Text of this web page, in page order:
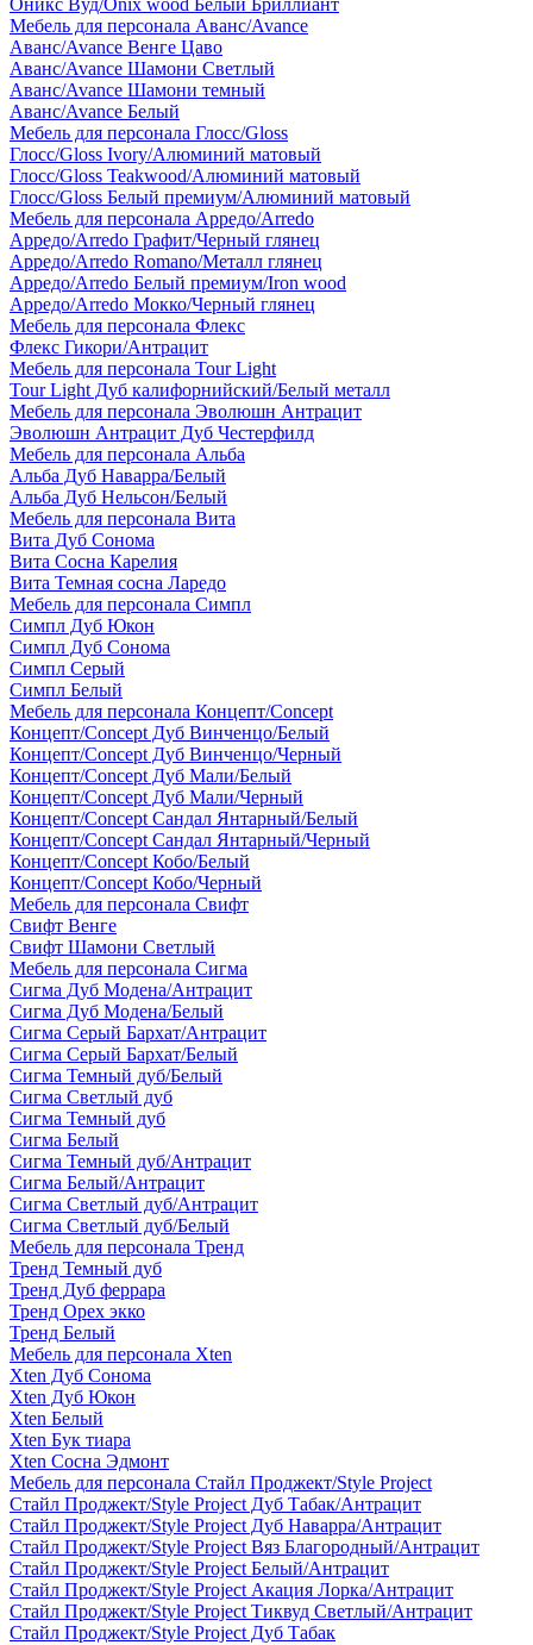
Оникс Вуд/Onix wood Белый Бриллиант
Мебель для персонала Аванс/Avance
Аванс/Avance Венге Цаво
Аванс/Avance Шамони Светлый
Аванс/Avance Шамони темный
Аванс/Avance Белый
Мебель для персонала Глосс/Gloss
Глосс/Gloss Ivory/Алюминий матовый
Глосс/Gloss Teakwood/Алюминий матовый
Глосс/Gloss Белый премиум/Алюминий матовый
Мебель для персонала Арредо/Arredo
Арредо/Arredo Графит/Черный глянец
Арредо/Arredo Romano/Металл глянец
Арредо/Arredo Белый премиум/Iron wood
Арредо/Arredo Мокко/Черный глянец
Мебель для персонала Флекс
Флекс Гикори/Антрацит
Мебель для персонала Tour Light
Tour Light Дуб калифорнийский/Белый металл
Мебель для персонала Эволюшн Антрацит
Эволюшн Антрацит Дуб Честерфилд
Мебель для персонала Альба
Альба Дуб Наварра/Белый
Альба Дуб Нельсон/Белый
Мебель для персонала Вита
Вита Дуб Сонома
Вита Сосна Карелия
Вита Темная сосна Ларедо
Мебель для персонала Симпл
Симпл Дуб Юкон
Симпл Дуб Сонома
Симпл Серый
Симпл Белый
Мебель для персонала Концепт/Concept
Концепт/Concept Дуб Винченцо/Белый
Концепт/Concept Дуб Винченцо/Черный
Концепт/Concept Дуб Мали/Белый
Концепт/Concept Дуб Мали/Черный
Концепт/Concept Сандал Янтарный/Белый
Концепт/Concept Сандал Янтарный/Черный
Концепт/Concept Кобо/Белый
Концепт/Concept Кобо/Черный
Мебель для персонала Свифт
Свифт Венге
Свифт Шамони Светлый
Мебель для персонала Сигма
Сигма Дуб Модена/Антрацит
Сигма Дуб Модена/Белый
Сигма Серый Бархат/Антрацит
Сигма Серый Бархат/Белый
Сигма Темный дуб/Белый
Сигма Светлый дуб
Сигма Темный дуб
Сигма Белый
Сигма Темный дуб/Антрацит
Сигма Белый/Антрацит
Сигма Светлый дуб/Антрацит
Сигма Светлый дуб/Белый
Мебель для персонала Тренд
Тренд Темный дуб
Тренд Дуб феррара
Тренд Орех экко
Тренд Белый
Мебель для персонала Xten
Xten Дуб Сонома
Xten Дуб Юкон
Xten Белый
Xten Бук тиара
Xten Сосна Эдмонт
Мебель для персонала Стайл Проджект/Style Project
Стайл Проджект/Style Project Дуб Табак/Антрацит
Стайл Проджект/Style Project Дуб Наварра/Антрацит
Стайл Проджект/Style Project Вяз Благородный/Антрацит
Стайл Проджект/Style Project Белый/Антрацит
Стайл Проджект/Style Project Акация Лорка/Антрацит
Стайл Проджект/Style Project Тиквуд Светлый/Антрацит
Стайл Проджект/Style Project Дуб Табак